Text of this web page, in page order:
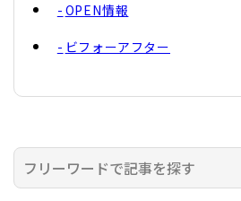
OPEN情報
ビフォーアフター